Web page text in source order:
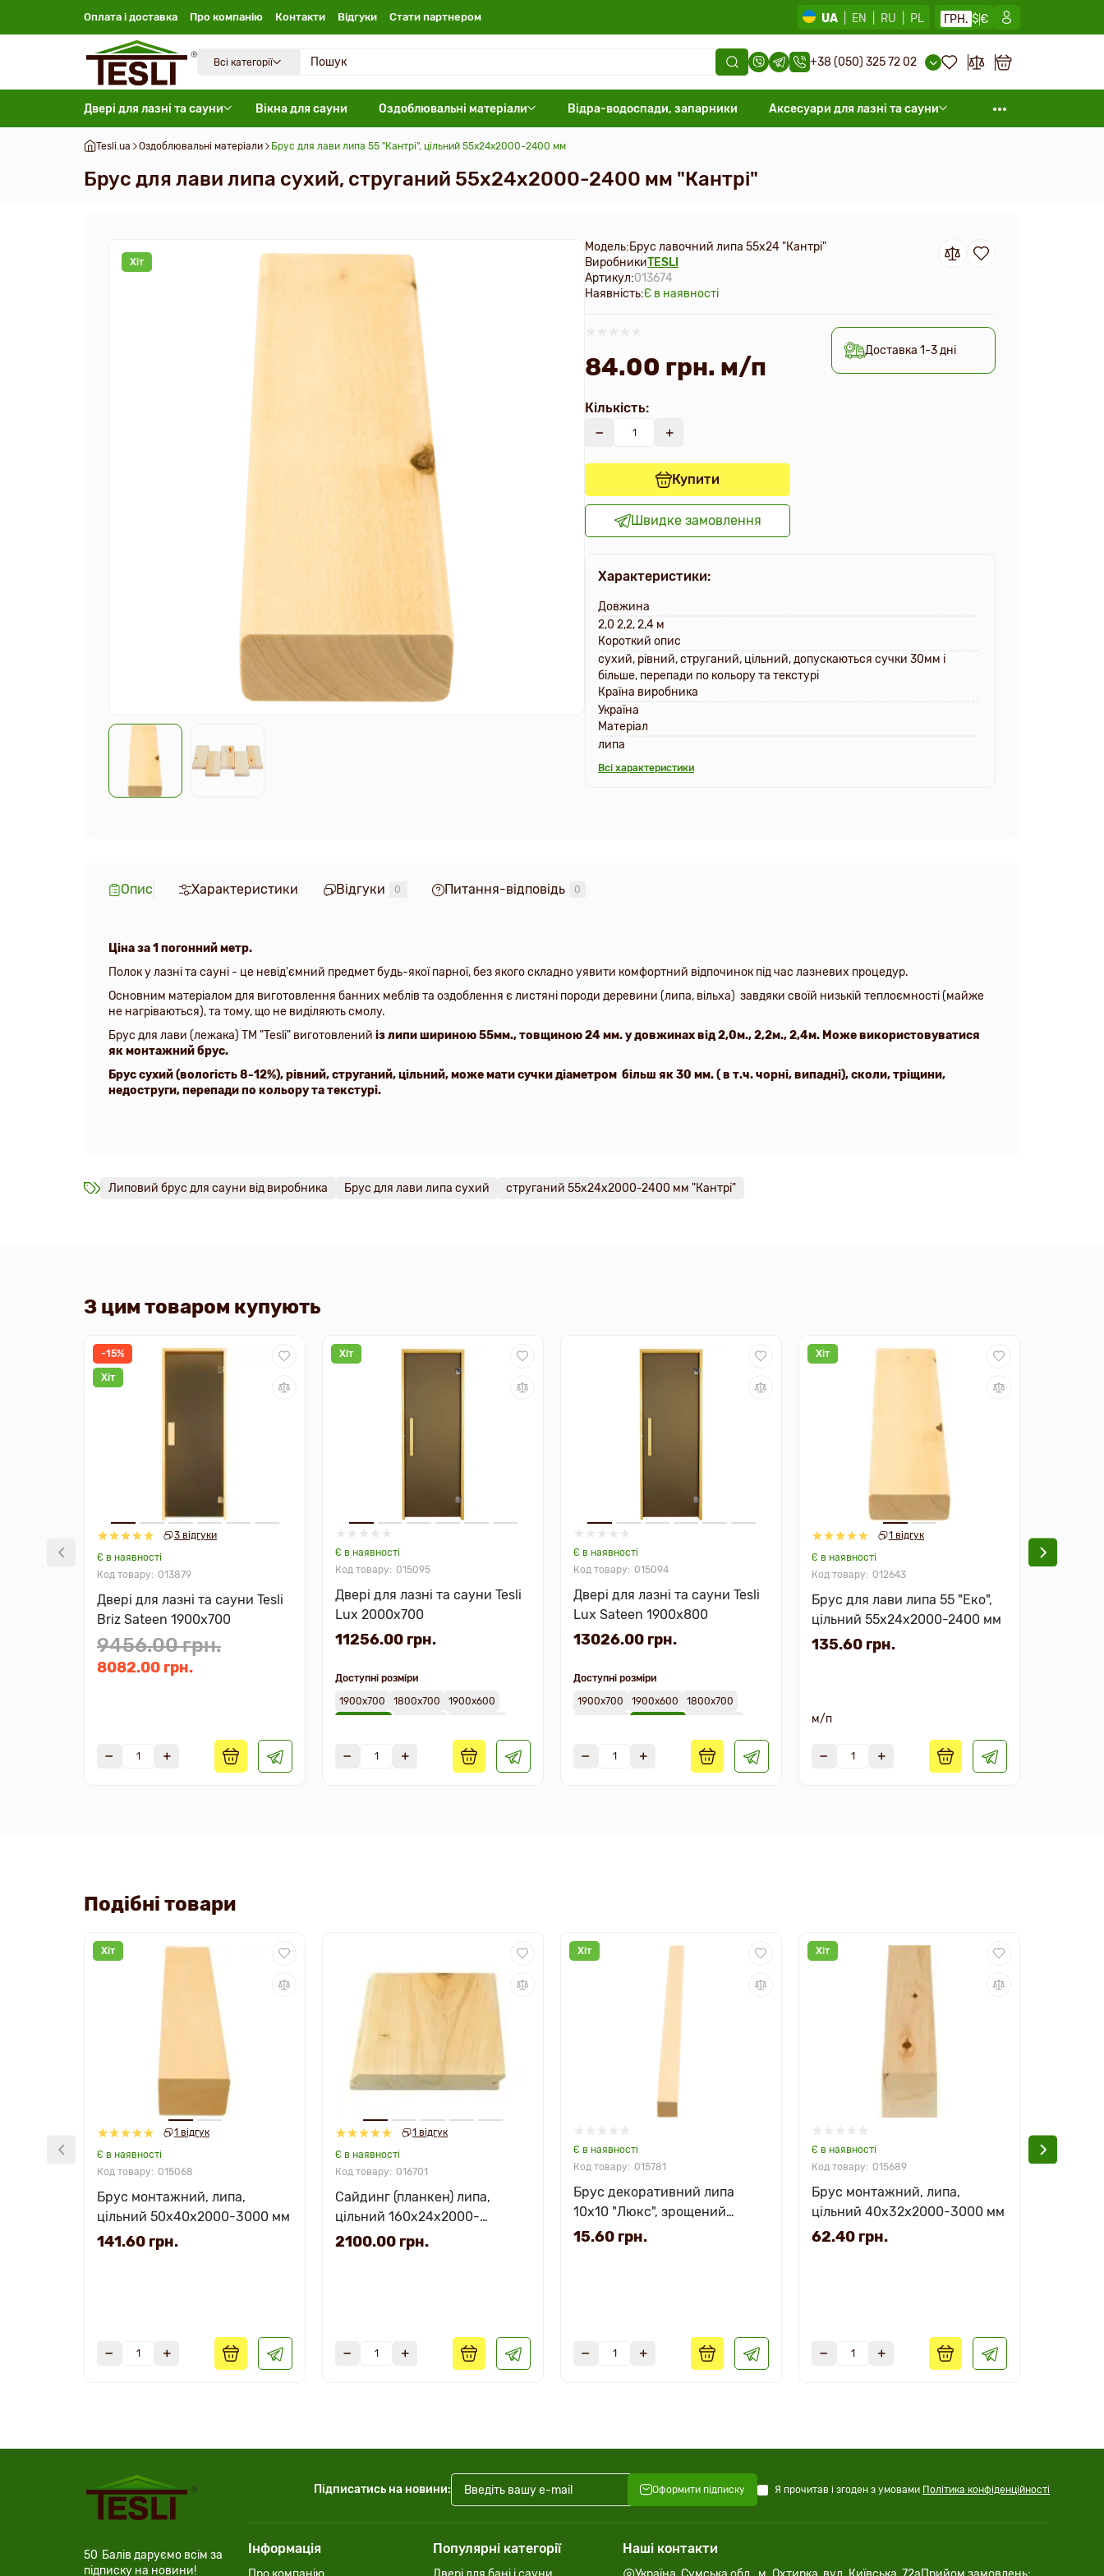
Оплата і доставка Про компанію Контакти Відгуки Стати партнером UA EN RU PL ГРН. $€
Всі категорії +38 (050) 325 72 02
Двері для лазні та сауни Вікна для сауни Оздоблювальні матеріали Відра-водоспади, запарники Аксесуари для лазні та сауни
Tesli.ua Оздоблювальні матеріали Брус для лави липа 55 "Кантрі", цільний 55х24х2000-2400 мм
Брус для лави липа сухий, струганий 55х24х2000-2400 мм "Кантрі"
Хіт
Модель:Брус лавочний липа 55х24 "Кантрі"
ВиробникиTESLI
Артикул:013674
Наявність:Є в наявності
Доставка 1-3 дні
84.00 грн. м/п
Кількість:
Купити
Швидке замовлення
Характеристики:
Довжина
2,0 2,2, 2,4 м
Короткий опис
cухий, рівний, струганий, цільний, допускаються сучки 30мм і
більше, перепади по кольору та текстурі
Країна виробника
Україна
Матеріал
липа
Всі характеристики
Опис Характеристики Відгуки 0 Питання-відповідь 0
Ціна за 1 погонний метр.
Полок у лазніта сауні - це невід'ємний предмет будь-якої парної, без якого складно уявити комфортний відпочинок під час лазневих процедур.
Основним матеріалом для виготовлення банних меблів та оздоблення є листяні породи деревини (липа, вільха) завдяки своїй низькій теплоємності (майже
не нагріваються), та тому, що не виділяють смолу.
Брус для лави (лежака) ТМ "Tesli" виготовлений із липи шириною 55мм., товщиною 24мм. у довжинах від 2,0м., 2,2м., 2,4м. Може використовуватися
як монтажний брус.
Брус сухий (вологість 8-12%), рівний, струганий, цільний, може мати сучки діаметром більш як 30 мм. ( в т.ч. чорні, випадні), сколи, тріщини,
недоструги, перепади по кольору та текстурі.
Липовий брус для сауни від виробника Брус для лави липа сухий струганий 55х24х2000-2400 мм "Кантрі"
З цим товаром купують
-15%
Хіт
3 відгуки
Є в наявності
013879
Двері для лазні та сауни Tesli
Briz Sateen 1900х700
9456.00 грн.
8082.00 грн.
Хіт
Є в наявності
015095
Двері для лазні та сауни Tesli
Lux 2000х700
11256.00 грн.
Доступні розміри
1900х700
1800х700
1900х600
Є в наявності
015094
Двері для лазні та сауни Tesli
Lux Sateen 1900х800
13026.00 грн.
Доступні розміри
1900х700
1900х600
1800х700
Хіт
1 відгук
Є в наявності
012643
Брус для лави липа 55 "Еко",
цільний 55х24х2000-2400 мм
135.60 грн.
м/п
Подібні товари
Хіт
1 відгук
Є в наявності
015068
Брус монтажний, липа,
цільний 50х40х2000-3000 мм
141.60 грн.
1 відгук
Є в наявності
016701
Сайдинг (планкен) липа,
цільний 160х24х2000-
2800мм.
2100.00 грн.
Хіт
Є в наявності
015781
Брус декоративний липа
10х10 "Люкс", зрощений
10х10х2000м
15.60 грн.
Хіт
Є в наявності
015689
Брус монтажний, липа,
цільний 40х32х2000-3000 мм
62.40 грн.
50 Балів даруємо всім за
підписку на новини!
Підписатись на новини: Оформити підписку Я прочитав і згоден з умовами Політика конфіденційності
Інформація Популярні категорії Наші контакти